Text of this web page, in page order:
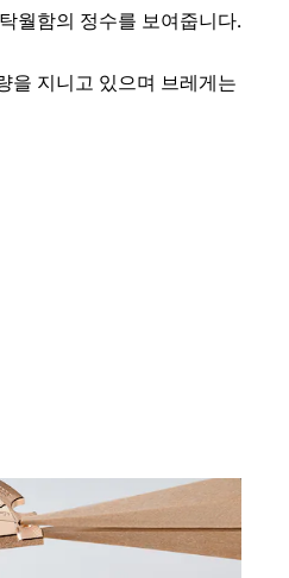
월함의 정수를 보여줍니다.
을 지니고 있으며 브레게는